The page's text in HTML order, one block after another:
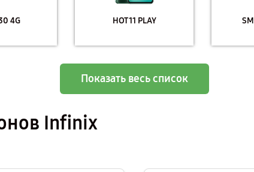
4G HOT 11 PLAY
Показать весь список
Infinix